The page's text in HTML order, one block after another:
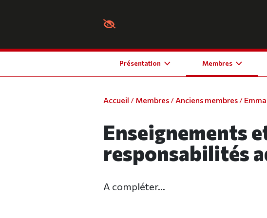
Présentation Membres
Accueil / Membres / Anciens membres /
Enseignements
responsabilités
A compléter...